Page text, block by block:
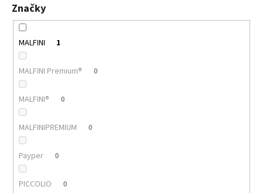
Značky
MALFINI 1
MALFINI Premium® 0
MALFINI® 0
MALFINIPREMIUM 0
Payper 0
PICCOLIO 0